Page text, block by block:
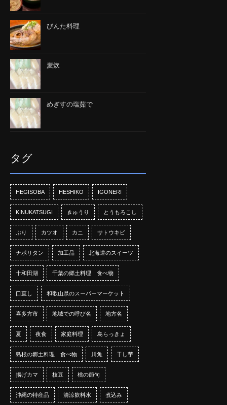
びんた料理
麦炊
めぎすの塩茹で
タグ
HEGISOBA HESHIKO IGONERI
KINUKATSUGI きゅうり とうもろこし
ぶり カツオ カニ サトウキビ
ナポリタン 加工品 北海道のスイーツ
十和田湖 千葉の郷土料理 食べ物
口直し 和歌山県のスーパーマーケット
喜多方市 地域での呼び名 地方名
夏 夜食 家庭料理 島らっきょ
島根の郷土料理 食べ物 川魚 干し芋
揚げカマ 枝豆 桃の節句
沖縄の特産品 清涼飲料水 煮込み